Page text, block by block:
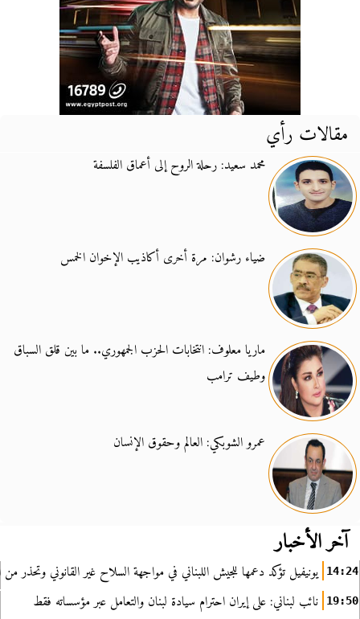
مقالات رأي
محمد سعيد: رحلة الروح إلى أعماق الفلسفة
ضياء رشوان: مرة أخرى أكاذيب الإخوان الخمس
ماريا معلوف: انتخابات الحزب الجمهوري.. ما بين قلق السباق
وطيف ترامب
عمرو الشوبكي: العالم وحقوق الإنسان
آخر الأخبار
14:24 يونيفيل تؤكد دعمها للجيش اللبناني في مواجهة السلاح غير القانوني وتحذر من
19:50 نائب لبناني: على إيران احترام سيادة لبنان والتعامل عبر مؤسساته فقط